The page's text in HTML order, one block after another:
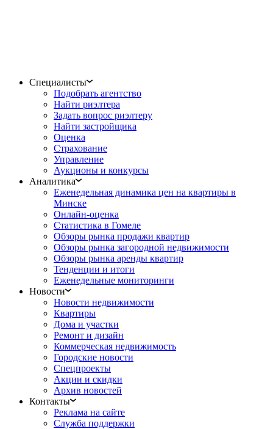
Специалисты
Подобрать агентство
Найти риэлтера
Задать вопрос риэлтеру
Найти застройщика
Оценка
Страхование
Управление
Аукционы и конкурсы
Аналитика
Еженедельная динамика цен на квартиры в
Минске
Онлайн-оценка
Статистика в Гомеле
Обзоры рынка продажи квартир
Обзоры рынка загородной недвижимости
Обзоры рынка аренды квартир
Тенденции и итоги
Еженедельные мониторинги
Новости
Новости недвижимости
Квартиры
Дома и участки
Ремонт и дизайн
Коммерческая недвижимость
Городские новости
Спецпроекты
Акции и скидки
Архив новостей
Контакты
Реклама на сайте
Служба поддержки